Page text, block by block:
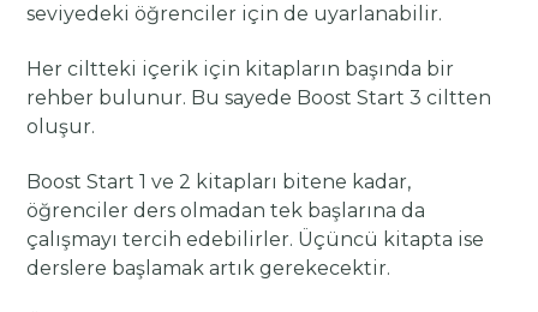
seviyedeki öğrenciler için de uyarlanabilir.
Her ciltteki içerik için kitapların başında bir
rehber bulunur. Bu sayede Boost Start 3 ciltten
oluşur.
Boost Start 1 ve 2 kitapları bitene kadar,
öğrenciler ders olmadan tek başlarına da
çalışmayı tercih edebilirler. Üçüncü kitapta ise
derslere başlamak artık gerekecektir.